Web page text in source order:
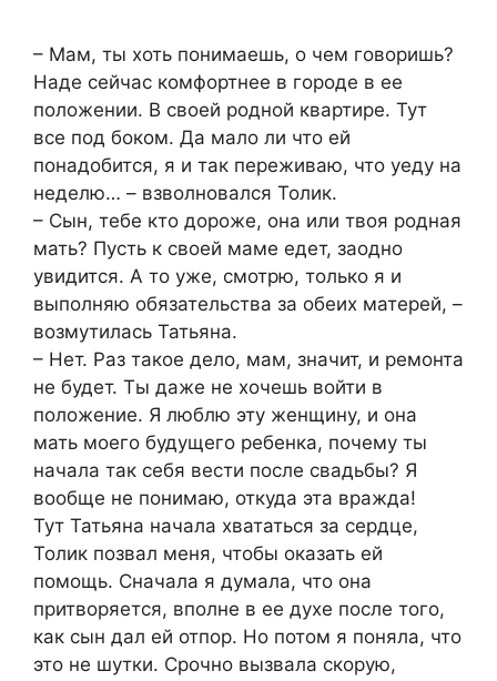
– Мам, ты хоть понимаешь, о чем говоришь?
Наде сейчас комфортнее в городе в ее
положении. В своей родной квартире. Тут
все под боком. Да мало ли что ей
понадобится, я и так переживаю, что уеду на
неделю… – взволновался Толик.
– Сын, тебе кто дороже, она или твоя родная
мать? Пусть к своей маме едет, заодно
увидится. А то уже, смотрю, только я и
выполняю обязательства за обеих матерей, –
возмутилась Татьяна.
– Нет. Раз такое дело, мам, значит, и ремонта
не будет. Ты даже не хочешь войти в
положение. Я люблю эту женщину, и она
мать моего будущего ребенка, почему ты
начала так себя вести после свадьбы? Я
вообще не понимаю, откуда эта вражда!
Тут Татьяна начала хвататься за сердце,
Толик позвал меня, чтобы оказать ей
помощь. Сначала я думала, что она
притворяется, вполне в ее духе после того,
как сын дал ей отпор. Но потом я поняла, что
это не шутки. Срочно вызвала скорую,